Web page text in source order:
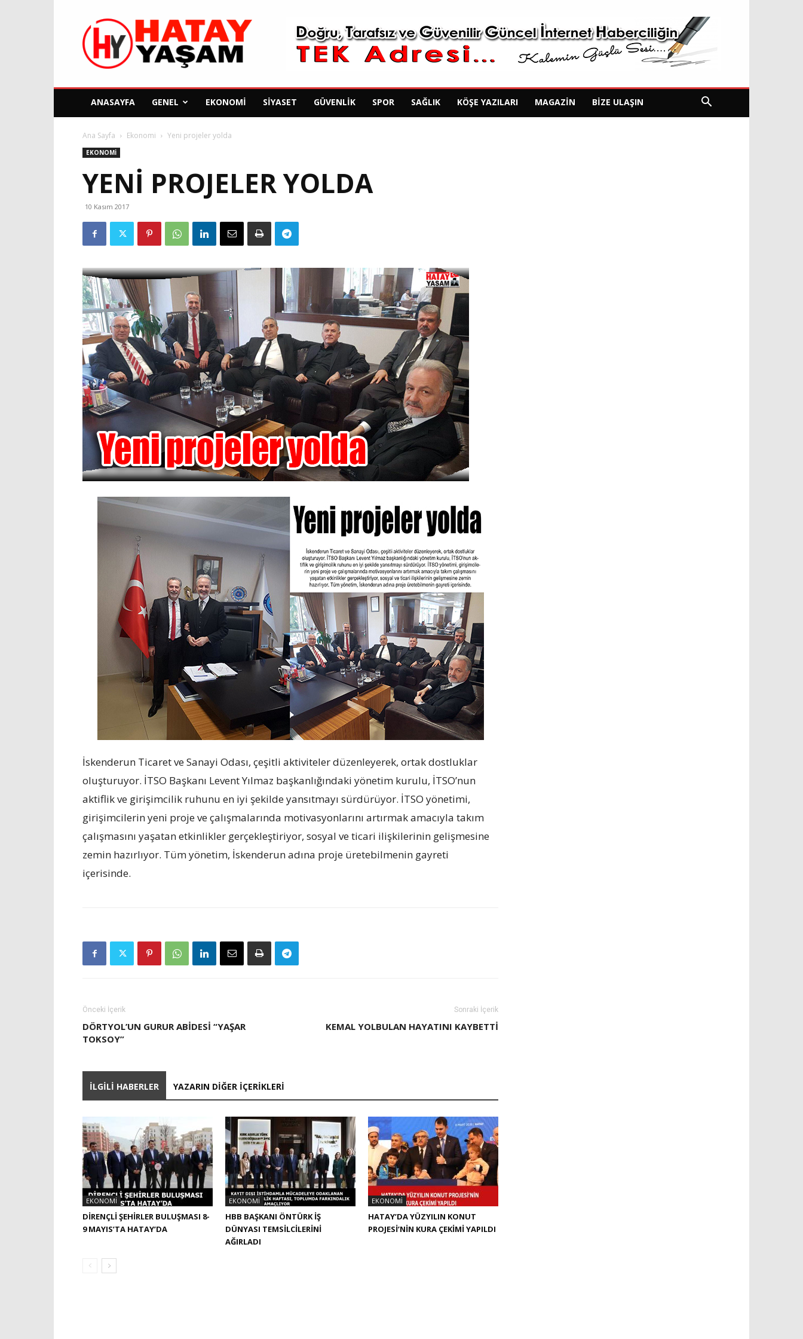
Hatay
Yaşam
Gazetesi
ANASAYFA GENEL EKONOMI SIYASET GÜVENLIK SPOR SAĞLIK KÖŞE YAZILARI MAGAZIN BIZE ULAŞIN
Ana Sayfa Ekonomi Yeni projeler yolda
EKONOMI
YENI PROJELER YOLDA
10 Kasım 2017
İskenderun Ticaret ve Sanayi Odası, çeşitli aktiviteler düzenleyerek, ortak dostluklar
oluşturuyor. İTSO Başkanı Levent Yılmaz başkanlığındaki yönetim kurulu, İTSO’nun
aktiflik ve girişimcilik ruhunu en iyi şekilde yansıtmayı sürdürüyor. İTSO yönetimi,
girişimcilerin yeni proje ve çalışmalarında motivasyonlarını artırmak amacıyla takım
çalışmasını yaşatan etkinlikler gerçekleştiriyor, sosyal ve ticari ilişkilerinin gelişmesine
zemin hazırlıyor. Tüm yönetim, İskenderun adına proje üretebilmenin gayreti
içerisinde.
Önceki İçerik
DÖRTYOL’UN GURUR ABIDESI “YAŞAR
TOKSOY”
Sonraki İçerik
KEMAL YOLBULAN HAYATINI KAYBETTI
İLGILI HABERLER YAZARIN DIĞER İÇERIKLERI
EKONOMI
DİRENÇLİ ŞEHİRLER BULUŞMASI 8-
9 MAYIS’TA HATAY’DA
EKONOMI
HBB BAŞKANI ÖNTÜRK İŞ
DÜNYASI TEMSİLCİLERİNİ
AĞIRLADI
EKONOMI
HATAY’DA YÜZYILIN KONUT
PROJESİ’NİN KURA ÇEKİMİ YAPILDI